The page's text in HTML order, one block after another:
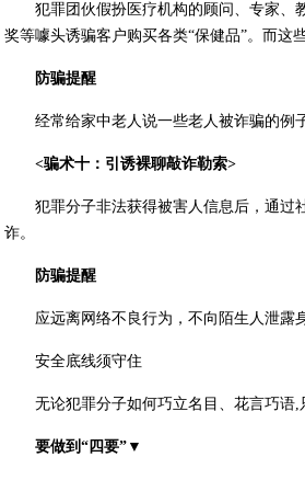
犯罪团伙假扮医疗机构的顾问、专家、
奖等噱头诱骗客户购买各类“保健品”。而这
防骗提醒
经常给家中老人说一些老人被诈骗的例
<骗术十：引诱裸聊敲诈勒索>
犯罪分子非法获得被害人信息后，通过
诈。
防骗提醒
应远离网络不良行为，不向陌生人泄露
安全底线须守住
无论犯罪分子如何巧立名目、花言巧语,
要做到“四要”▼